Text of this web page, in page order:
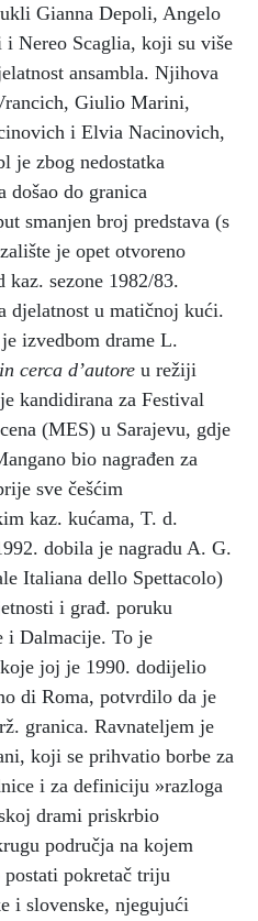
Gianna Depoli, Angelo
Nereo Scaglia, koji su više
ansambla. Njihova
Giulio Marini,
i Elvia Nacinovich,
je zbog nedostatka
došao do granica
smanjen broj predstava (s
je opet otvoreno
sezone 1982/83.
djelatnost u matičnoj kući.
izvedbom drame L.
cerca d’autore u režiji
kandidirana za Festival
(MES) u Sarajevu, gdje
bio nagrađen za
sve češćim
kaz. kućama, T. d.
dobila je nagradu A. G.
Italiana dello Spettacolo)
i građ. poruku
i Dalmacije. To je
joj je 1990. dodijelio
di Roma, potvrdilo da je
granica. Ravnateljem je
koji se prihvatio borbe za
i za definiciju »razloga
drami priskrbio
područja na kojem
pokretač triju
i slovenske, njegujući